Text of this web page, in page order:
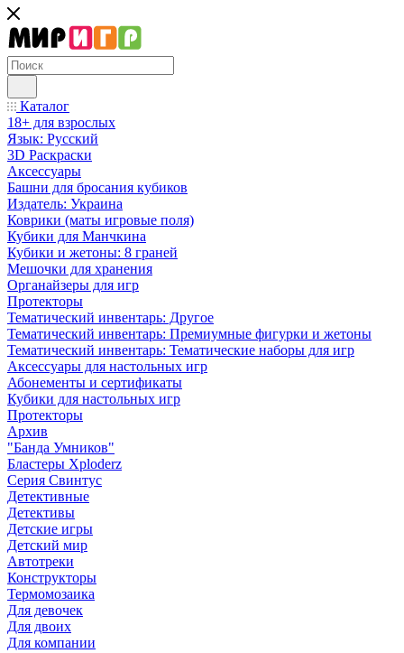
Каталог
18+ для взрослых
Язык: Русский
3D Раскраски
Аксессуары
Башни для бросания кубиков
Издатель: Украина
Коврики (маты игровые поля)
Кубики для Манчкина
Кубики и жетоны: 8 граней
Мешочки для хранения
Органайзеры для игр
Протекторы
Тематический инвентарь: Другое
Тематический инвентарь: Премиумные фигурки и жетоны
Тематический инвентарь: Тематические наборы для игр
Аксессуары для настольных игр
Абонементы и сертификаты
Кубики для настольных игр
Протекторы
Архив
"Банда Умников"
Бластеры Xploderz
Cерия Свинтус
Детективные
Детективы
Детские игры
Детский мир
Автотреки
Конструкторы
Термомозаика
Для девочек
Для двоих
Для компании